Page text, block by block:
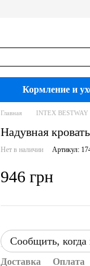
Кормление и
Главная INTEX BESTWAY
Надувная
Нет в наличии Артикул:
946 грн
Сообщить, когда
Доставка Оплата